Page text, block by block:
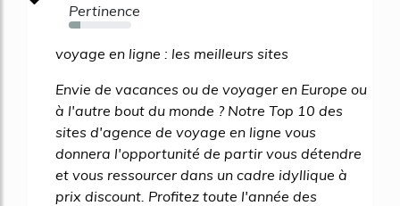
Pertinence
19%
voyage en ligne : les meilleurs sites
Envie de vacances ou de voyager en Europe ou
à l'autre bout du monde ? Notre Top 10 des
sites d'agence de voyage en ligne vous
donnera l'opportunité de partir vous détendre
et vous ressourcer dans un cadre idyllique à
prix discount. Profitez toute l'année des